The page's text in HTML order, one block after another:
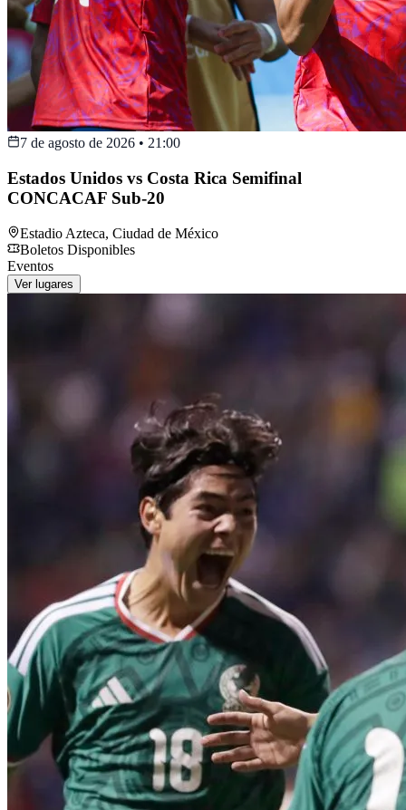
7 de agosto de 2026 • 21:00
Estados Unidos vs Costa Rica Semifinal
CONCACAF Sub-20
Estadio Azteca, Ciudad de México
Boletos Disponibles
Eventos
Ver lugares